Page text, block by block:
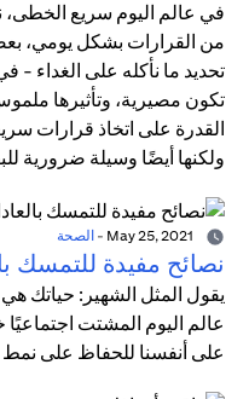
في عالم اليوم سريع الخطى،
من القرارات بشكل يومي،
تحديد ما نأكله على الغداء
تكون مصيرية، وتأثيرها
القدرة على اتخاذ قرارات
ولكنها أيضًا وسيلة ضرورية
- الصحة
نصائح مفيدة للتمسك
يقول المثل الشهير: حياتك هي
عالم اليوم المشتت
على أنفسنا للحفاظ على